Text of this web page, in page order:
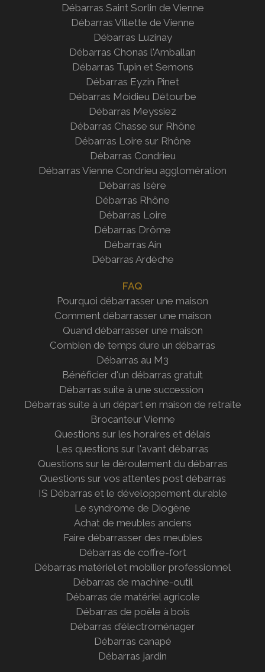
Débarras Saint Sorlin de Vienne
Débarras Villette de Vienne
Débarras Luzinay
Débarras Chonas l'Amballan
Débarras Tupin et Semons
Débarras Eyzin Pinet
Débarras Moidieu Détourbe
Débarras Meyssiez
Débarras Chasse sur Rhône
Débarras Loire sur Rhône
Débarras Condrieu
Débarras Vienne Condrieu agglomération
Débarras Isère
Débarras Rhône
Débarras Loire
Débarras Drôme
Débarras Ain
Débarras Ardèche
FAQ
Pourquoi débarrasser une maison
Comment débarrasser une maison
Quand débarrasser une maison
Combien de temps dure un débarras
Débarras au M3
Bénéficier d'un débarras gratuit
Débarras suite à une succession
Débarras suite à un départ en maison de retraite
Brocanteur Vienne
Questions sur les horaires et délais
Les questions sur l'avant débarras
Questions sur le déroulement du débarras
Questions sur vos attentes post débarras
IS Débarras et le développement durable
Le syndrome de Diogène
Achat de meubles anciens
Faire débarrasser des meubles
Débarras de coffre-fort
Débarras matériel et mobilier professionnel
Débarras de machine-outil
Débarras de matériel agricole
Débarras de poêle à bois
Débarras d'électroménager
Débarras canapé
Débarras jardin